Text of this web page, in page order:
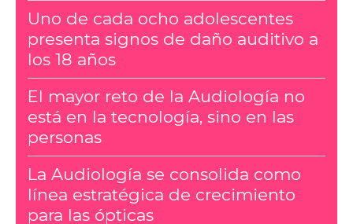
Uno de cada ocho adolescentes
presenta signos de daño auditivo a
los 18 años
El mayor reto de la Audiología no
está en la tecnología, sino en las
personas
La Audiología se consolida como
línea estratégica de crecimiento
para las ópticas